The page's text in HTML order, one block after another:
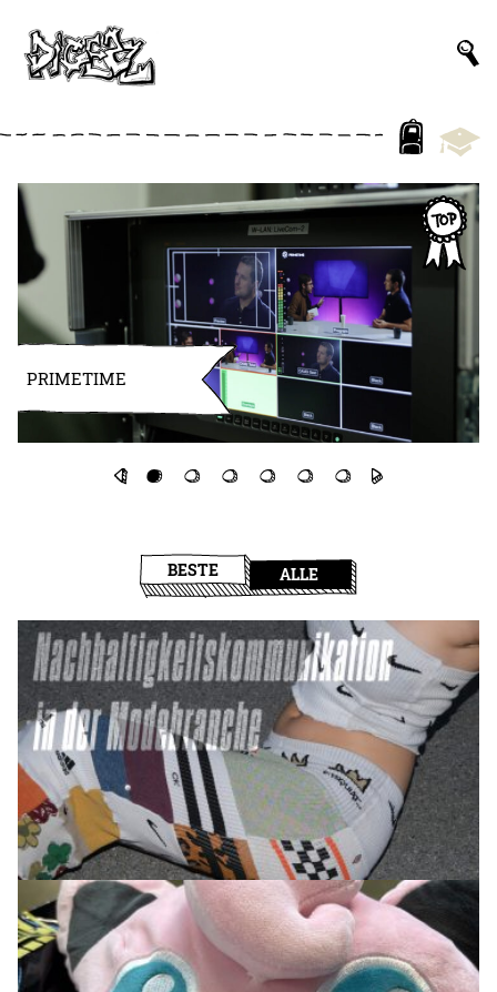
PRIMETIME
BESTE ALLE